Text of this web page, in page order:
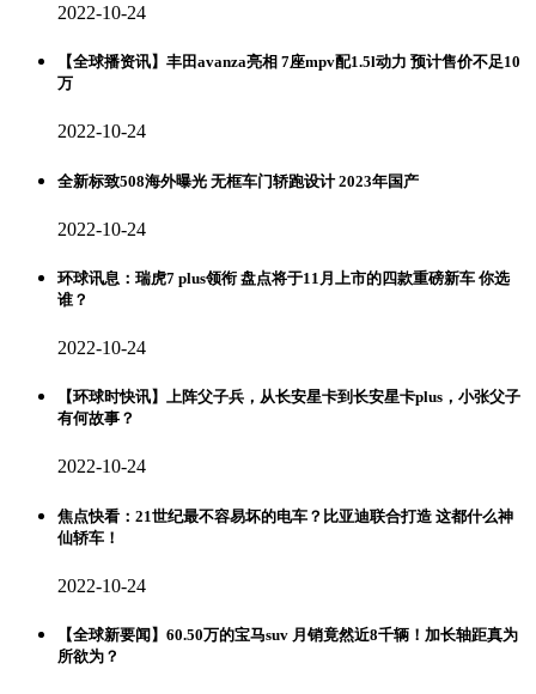
2022-10-24
【全球播资讯】丰田avanza亮相 7座mpv配1.5l动力 预计售价不足10
万
2022-10-24
全新标致508海外曝光 无框车门轿跑设计 2023年国产
2022-10-24
环球讯息：瑞虎7 plus领衔 盘点将于11月上市的四款重磅新车 你选
谁？
2022-10-24
【环球时快讯】上阵父子兵，从长安星卡到长安星卡plus，小张父子
有何故事？
2022-10-24
焦点快看：21世纪最不容易坏的电车？比亚迪联合打造 这都什么神
仙轿车！
2022-10-24
【全球新要闻】60.50万的宝马suv 月销竟然近8千辆！加长轴距真为
所欲为？